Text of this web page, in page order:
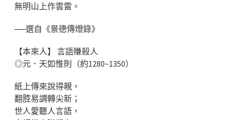
無明山上作雲雷。
──選自《景德傳燈錄》
【本來人】 言語賺殺人
◎元．天如惟則（約1280~1350）
紙上傳來說得親，
翻腔易調轉尖新；
世人愛聽人言語，